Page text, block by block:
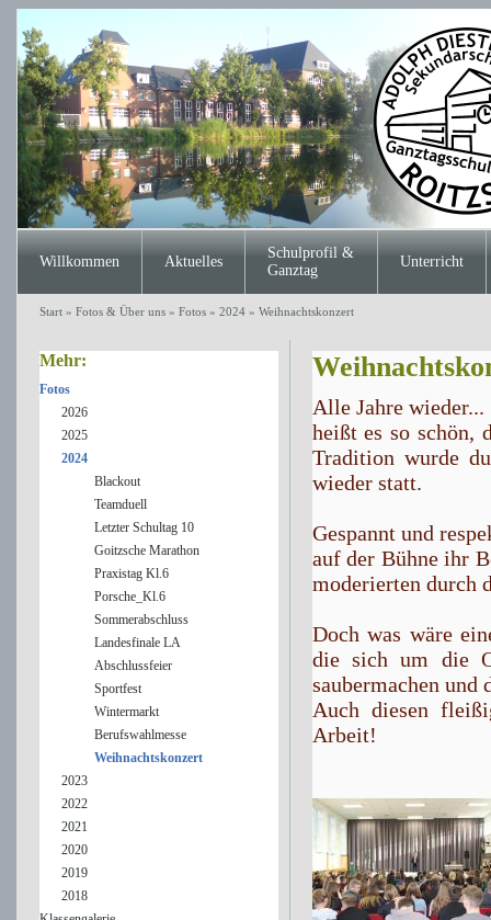
Willkommen Aktuelles
Schulprofil &
Ganztag
Unterricht
Start» Fotos & Über uns» Fotos» 2024» Weihnachtskonzert
Mehr:
Fotos
2026
2025
2024
Blackout
Teamduell
Letzter Schultag 10
Goitzsche Marathon
Praxistag Kl.6
Porsche_Kl.6
Sommerabschluss
Landesfinale LA
Abschlussfeier
Sportfest
Wintermarkt
Berufswahlmesse
Weihnachtskonzert
2023
2022
2021
2020
2019
2018
Alle Jahre wieder...
heißt es so schön,
Tradition wurde
wieder statt.
Gespannt und
auf der Bühne ihr
moderierten durch
Doch was wäre
die sich um die
saubermachen und
Auch diesen
Arbeit!